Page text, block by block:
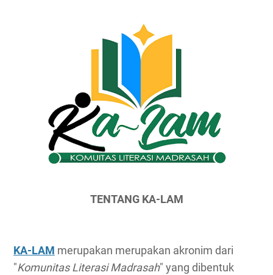
TENTANG KA-LAM
KA-LAM merupakan merupakan akronim dari
"Komunitas Literasi Madrasah" yang dibentuk